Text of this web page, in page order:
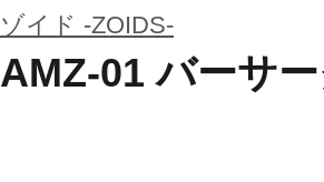
ゾイド -ZOIDS-
AMZ-01 バーサ